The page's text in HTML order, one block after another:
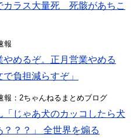
カラス大量死 死骸があちこ
報
めるぞ。正月営業やめる
負担減らすぞ」
報：2ちゃんねるまとめブログ
「じゃあ犬のカッコしたら犬
？？」 全世界を煽る